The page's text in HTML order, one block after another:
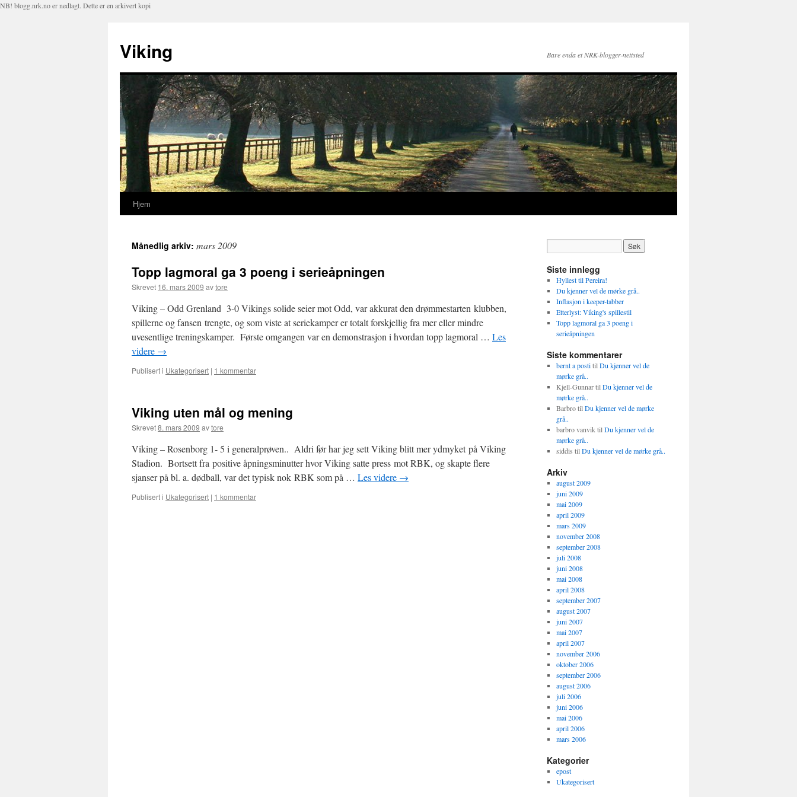
NB! blogg.nrk.no er nedlagt. Dette er en arkivert kopi
Viking Bare enda et NRK-blogger-nettsted
Hopp
innhold
Hjem
Månedlig arkiv: mars 2009
Topp lagmoral ga 3 poeng i serieåpningen
Skrevet 16. mars 2009 avtore
Viking – Odd Grenland 3-0 Vikings solide seier mot Odd, var akkurat den drømmestarten klubben,
spillerne og fansen trengte, og som viste at seriekamper er totalt forskjellig fra mer eller mindre
uvesentlige treningskamper. Første omgangen var en demonstrasjon i hvordan topp lagmoral … Les
videre →
Publisert i Ukategorisert | 1 kommentar
Viking uten mål og mening
Skrevet8. mars 2009 avtore
Viking – Rosenborg 1- 5 i generalprøven.. Aldri før har jeg sett Viking blitt mer ydmyket på Viking
Stadion. Bortsett fra positive åpningsminutter hvor Viking satte press mot RBK, og skapte flere
sjanser på bl. a. dødball, var det typisk nok RBK som på … Les videre →
Publisert i Ukategorisert | 1 kommentar
Siste innlegg
Hyllest til Pereira!
Du kjenner vel de mørke grå..
Inflasjon i keeper-tabber
Etterlyst: Viking's spillestil
Topp lagmoral ga 3 poeng i
serieåpningen
Siste kommentarer
bernt a postitilDu kjenner vel de
mørke grå..
Kjell-GunnartilDu kjenner vel de
mørke grå..
BarbrotilDu kjenner vel de mørke
grå..
barbro vanviktilDu kjenner vel de
mørke grå..
siddis tilDu kjenner vel de mørke grå..
Arkiv
august 2009
juni 2009
mai 2009
april 2009
mars 2009
november 2008
september 2008
juli 2008
juni 2008
mai 2008
april 2008
september 2007
august 2007
juni 2007
mai 2007
april 2007
november 2006
oktober 2006
september 2006
august 2006
juli 2006
juni 2006
mai 2006
april 2006
mars 2006
Kategorier
epost
Ukategorisert